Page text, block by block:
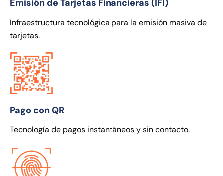
Emisión de Tarjetas Financieras (IFI)
Infraestructura tecnológica para la emisión masiva de
tarjetas.
Pago con QR
Tecnología de pagos instantáneos y sin contacto.